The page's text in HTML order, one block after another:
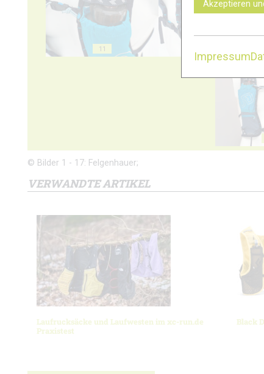
11
© Bilder 1 - 17: Felgenhauer;
VERWANDTE ARTIKEL
Laufrucksäcke und Laufwesten im xc-run.de
Praxistest
Black
Akzeptieren
Impressum